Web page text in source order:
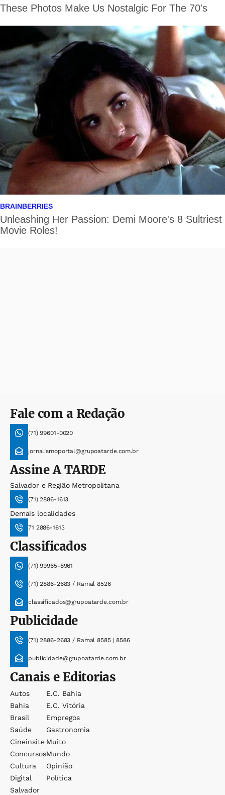
Fale com a Redação
(71) 99601-0020
jornalismoportal@grupoatarde.com.br
AssineA TARDE
Salvador e Região Metropolitana
(71) 2886-1613
Demais localidades
71 2886-1613
Classificados
(71) 99965-8961
(71) 2886-2683 / Ramal 8526
classificados@grupoatarde.com.br
Publicidade
(71) 2886-2683 / Ramal 8585 | 8586
publicidade@grupoatarde.com.br
Canais e Editorias
Autos
Bahia
Brasil
Saúde
Cineinsite
Concursos
Cultura
Digital
Salvador
E.c. Bahia
E.c. Vitória
Empregos
Gastronomia
Muito
Mundo
Opinião
Política